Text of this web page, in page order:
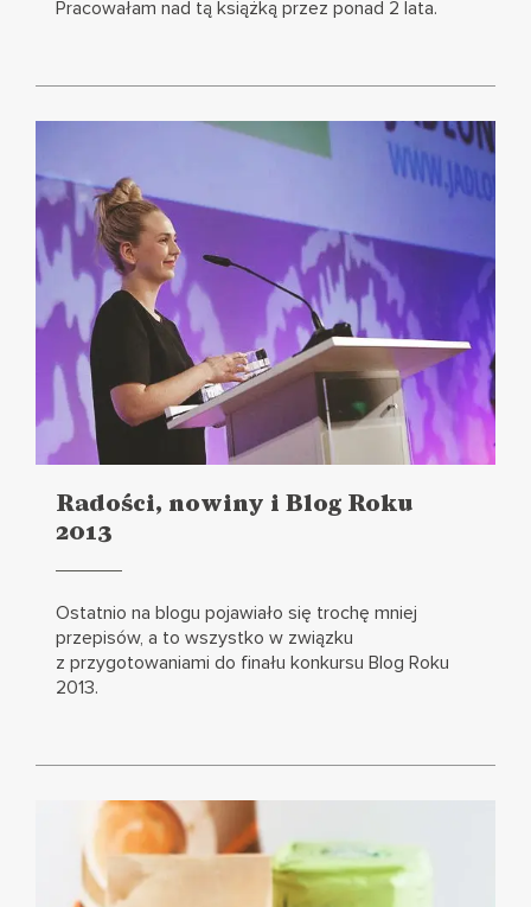
Pracowałam nad tą książką przez ponad 2 lata.
Radości, nowiny i Blog Roku
2013
Ostatnio na blogu pojawiało się trochę mniej
przepisów, a to wszystko w związku
z przygotowaniami do finału konkursu Blog Roku
2013.